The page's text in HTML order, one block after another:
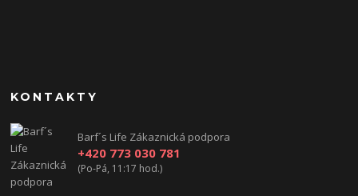
KONTAKTY
Barf´s Life Zákaznická podpora
+420 773 030 781
(Po-Pá, 11:17 hod.)